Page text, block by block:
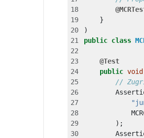
18
19
20
23
24
25
26
27
28
29
30
}
)
public class
@Test
public void
//
);